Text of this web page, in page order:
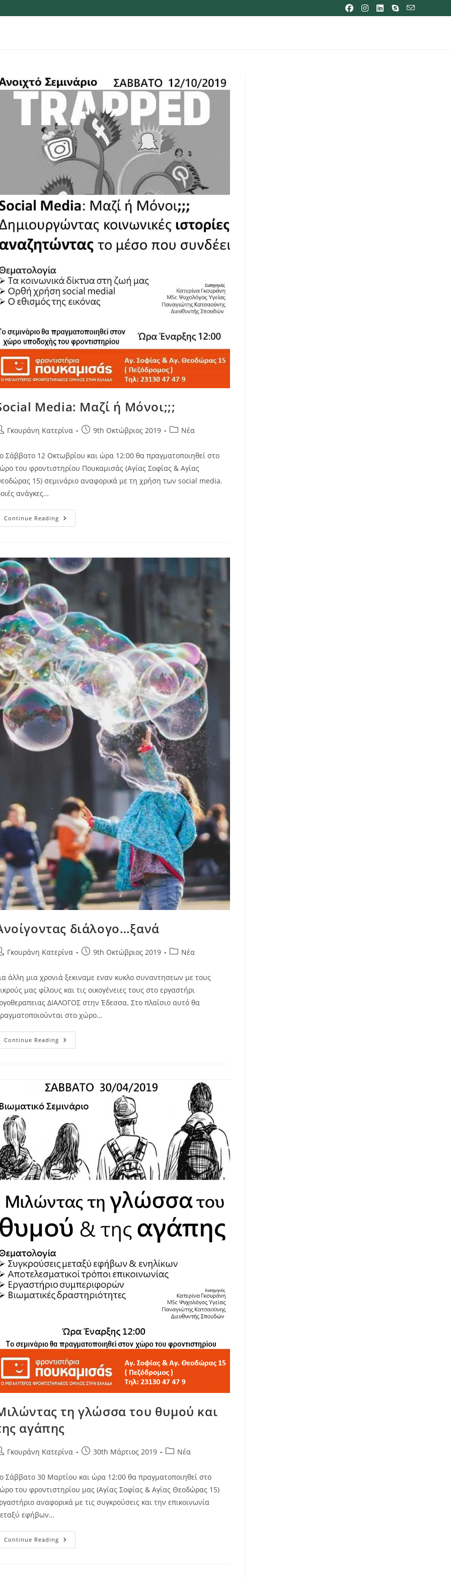
Media: Μαζί ή Μόνοι;;;
Γκουράνη Κατερίνα 9th Οκτώβριος 2019 Νέα
Σάββατο 12 Οκτωβρίου και ώρα 12:00 θα πραγματοποιηθεί στο
του φροντιστηρίου Πουκαμισάς (Αγίας Σοφίας & Αγίας
15) σεμινάριο αναφορικά με τη χρήση των social media.
ανάγκες…
Continue Reading
διάλογο…ξανά
Γκουράνη Κατερίνα 9th Οκτώβριος 2019 Νέα
άλλη μια χρονιά ξεκιναμε εναν κυκλο συναντησεων με τους
μας φίλους και τις οικογένειες τους στο εργαστήρι
ΔΙΑΛΟΓΟΣ στην Έδεσσα. Στο πλαίσιο αυτό θα
στο χώρο…
Continue Reading
τη γλώσσα του θυμού και
αγάπης
Γκουράνη Κατερίνα 30th Μάρτιος 2019 Νέα
Σάββατο 30 Μαρτίου και ώρα 12:00 θα πραγματοποιηθεί στο
του φροντιστηρίου μας (Αγίας Σοφίας & Αγίας Θεοδώρας 15)
αναφορικά με τις συγκρούσεις και την επικοινωνία
εφήβων…
Continue Reading